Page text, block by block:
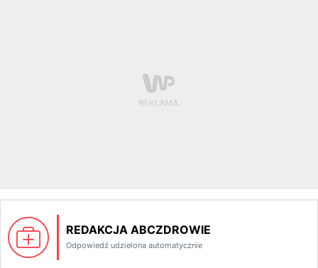
REDAKCJA ABCZDROWIE
Odpowiedź udzielona automatycznie